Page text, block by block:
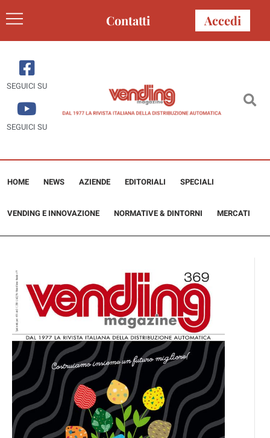
Contatti Accedi
SEGUICI SU
SEGUICI SU
HOME NEWS AZIENDE EDITORIALI SPECIALI
VENDING E INNOVAZIONE NORMATIVE & DINTORNI MERCATI